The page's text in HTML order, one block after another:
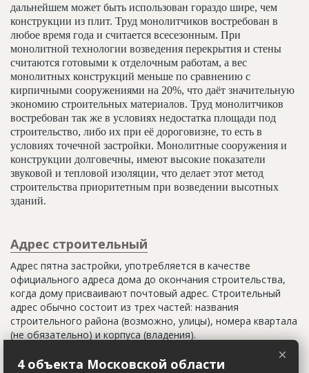
дальнейшем может быть использован гораздо шире, чем
конструкции из плит. Труд монолитчиков востребован в
любое время года и считается всесезонным. При
монолитной технологии возведения перекрытия и стены
считаются готовыми к отделочным работам, а вес
монолитных конструкций меньше по сравнению с
кирпичными сооружениями на 20%, что даёт значительную
экономию строительных материалов. Труд монолитчиков
востребован так же в условиях недостатка площади под
строительство, либо их при её дороговизне, то есть в
условиях точечной застройки. Монолитные сооружения и
конструкции долговечны, имеют высокие показатели
звуковой и тепловой изоляции, что делает этот метод
строительства приоритетным при возведении высотных
зданий.
Адрес строительный
Адрес пятна застройки, употребляется в качестве
официального адреса дома до окончания строительства,
когда дому присваивают почтовый адрес. Строительный
адрес обычно состоит из трех частей: названия
строительного района (возможно, улицы), номера квартала
(не обязательно) и корпуса (владения).
Настоящим строительным адресом можно считать адрес,
×
4 объекта Московской области